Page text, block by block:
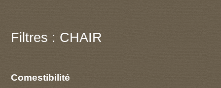
Filtres : CHAIR
Comestibilité